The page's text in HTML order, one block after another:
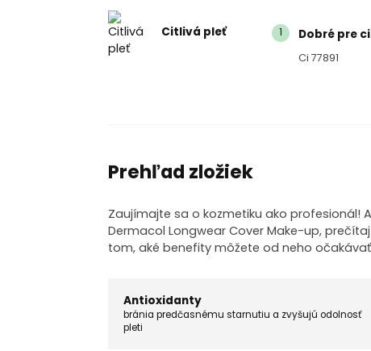
Citlivá pleť 1 Dobré pre
Ci 77891
Prehľad zložiek
Zaujímajte sa o kozmetiku ako profesionál!
Dermacol Longwear Cover Make-up,
tom, aké benefity môžete od neho
Antioxidanty
bránia predčasnému starnutiu a zvyšujú odolnosť
pleti